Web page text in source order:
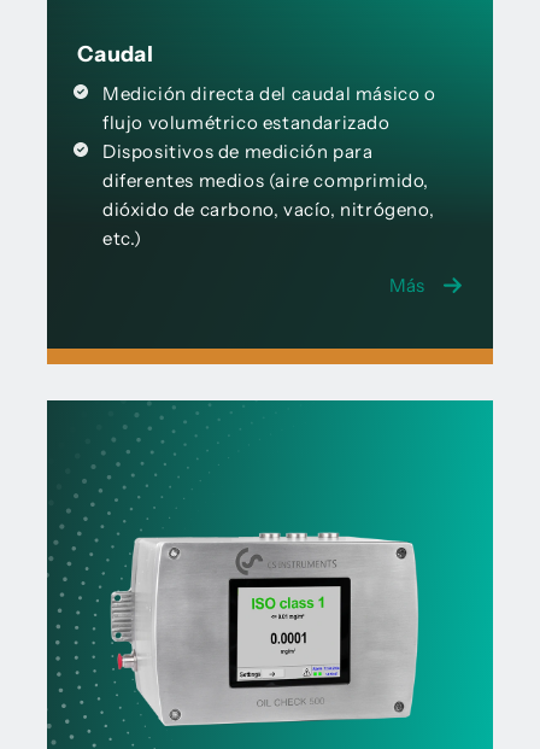
Caudal
Medición directa del caudal másico o
flujo volumétrico estandarizado
Dispositivos de medición para
diferentes medios (aire comprimido,
dióxido de carbono, vacío, nitrógeno,
etc.)
Más